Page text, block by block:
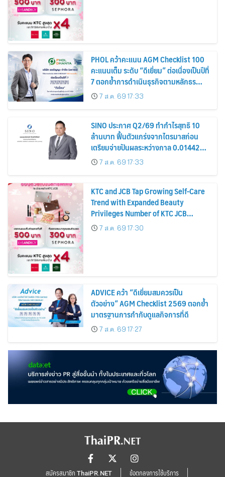
PHOL คว้าคะแนน AGM Checklist 100
คะแนนเต็ม ระดับ “ดีเยี่ยม” ต่อเนื่องเป็นปีที่
7 ตอกย้ำการดำเนินธุรกิจตามหลักธร
รมาภิบาล โปร่งใส สร้างความเชื่อมั่นผู้ถือ
หุ้น
7 ส.ค. 69 17:33
SINO ประกาศ Q2/69 ทำกำไรสุทธิ 10
ล้านบาท ฟื้นตัวแกร่งจากไตรมาสก่อน
เตรียมจ่ายปันผลระหว่างกาล 0.014423
บาทต่อหุ้น ครึ่งปีหลังมุ่งเติบโตต่อเนื่อง
7 ส.ค. 69 17:33
KTC and JCB Tap Growing Self-Care
Trend with Expanded Beauty
Privileges Number of KTC JCB
Cardmembers Spending on
Cosmetics Rises 26%
7 ส.ค. 69 17:30
ADVICE คว้า “ดีเยี่ยมสมควรเป็น
ตัวอย่าง” AGM Checklist 2569 ตอกย้ำ
มาตรฐานการกำกับดูแลกิจการที่ดี
7 ส.ค. 69 17:27
สมัครสมาชิก ThaiPR.NET ข้อตกลงการใช้บริการ